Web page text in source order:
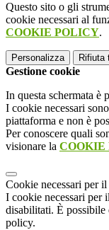
Questo sito o gli
cookie necessari al
COOKIE POLICY.
Personalizza Rifiuta
Gestione cookie
In questa schermata è
I cookie necessari
piattaforma e non è
Per conoscere quali
visionare la COOKIE
Cookie necessari per
I cookie necessari per
disabilitati. È possibile
policy.